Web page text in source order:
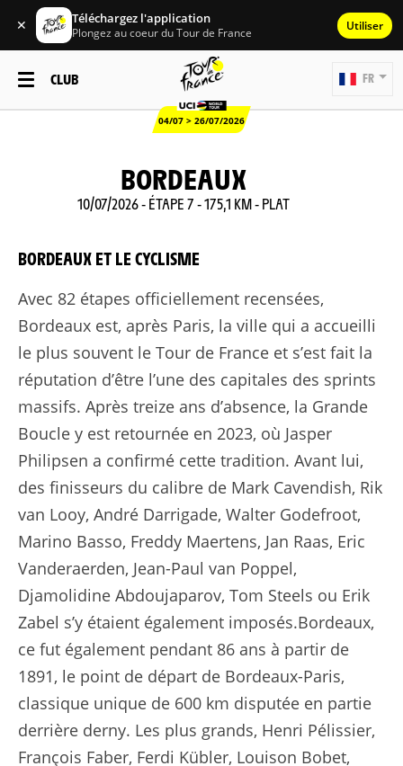
✕ Téléchargez l'application
Plongez au coeur du Tour de France Utiliser
CLUB
04/07 > 26/07/2026
FR
BORDEAUX
10/07/2026 - ÉTAPE 7 - 175,1 KM - PLAT
BORDEAUX ET LE CYCLISME
Avec 82 étapes officiellement recensées,
Bordeaux est, après Paris, la ville qui a accueilli
le plus souvent le Tour de France et s’est fait la
réputation d’être l’une des capitales des sprints
massifs. Après treize ans d’absence, la Grande
Boucle y est retournée en 2023, où Jasper
Philipsen a confirmé cette tradition. Avant lui,
des finisseurs du calibre de Mark Cavendish, Rik
van Looy, André Darrigade, Walter Godefroot,
Marino Basso, Freddy Maertens, Jan Raas, Eric
Vanderaerden, Jean-Paul van Poppel,
Djamolidine Abdoujaparov, Tom Steels ou Erik
Zabel s’y étaient également imposés.Bordeaux,
ce fut également pendant 86 ans à partir de
1891, le point de départ de Bordeaux-Paris,
classique unique de 600 km disputée en partie
derrière derny. Les plus grands, Henri Pélissier,
François Faber, Ferdi Kübler, Louison Bobet,